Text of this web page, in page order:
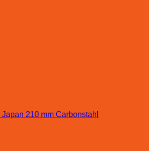
210 mm Carbonstahl